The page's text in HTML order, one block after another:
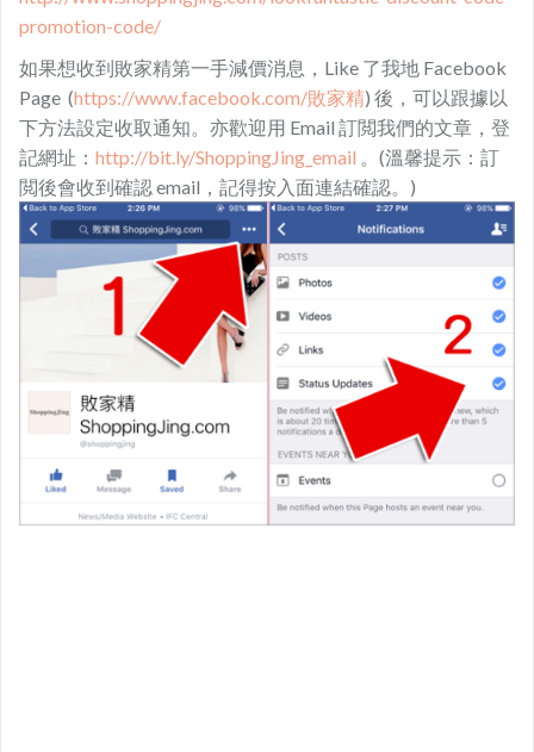
promotion-code/
如果想收到敗家精第一手減價消息，Like 了我地 Facebook
Page (https://www.facebook.com/敗家精) 後，可以跟據以
下方法設定收取通知。亦歡迎用 Email 訂閲我們的文章，登
記網址： http://bit.ly/ShoppingJing_email 。(溫馨提示：訂
閲後會收到確認 email，記得按入面連結確認。)